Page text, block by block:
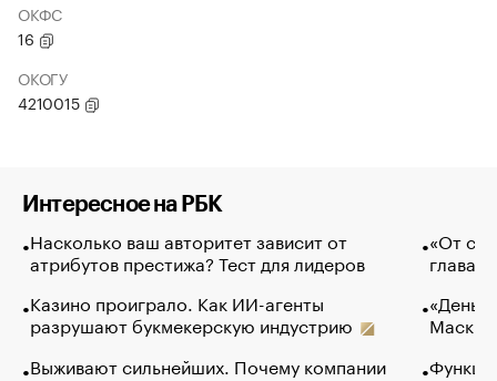
ОКФС
16
ОКОГУ
4210015
Интересное на РБК
Насколько ваш авторитет зависит от
атрибутов престижа? Тест для лидеров
Казино проиграло. Как ИИ-агенты
разрушают букмекерскую индустрию
Выживают сильнейших. Почему компании
«От
глава
Маск в